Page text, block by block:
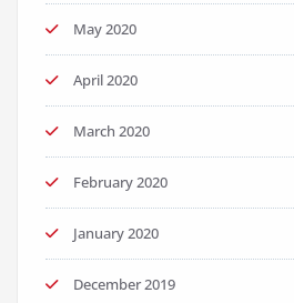
May 2020
April 2020
March 2020
February 2020
January 2020
December 2019